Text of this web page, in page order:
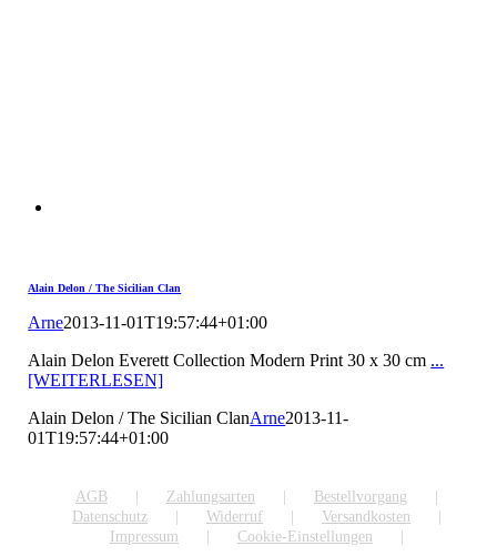
Alain Delon / The Sicilian Clan
Arne2013-11-01T19:57:44+01:00
Alain Delon Everett Collection Modern Print 30 x 30 cm ...
[WEITERLESEN]
Alain Delon / The Sicilian ClanArne2013-11-
01T19:57:44+01:00
AGB Zahlungsarten
Bestellvorgang
Datenschutz
Widerruf
Versandkosten
Impressum
Cookie-Einstellungen